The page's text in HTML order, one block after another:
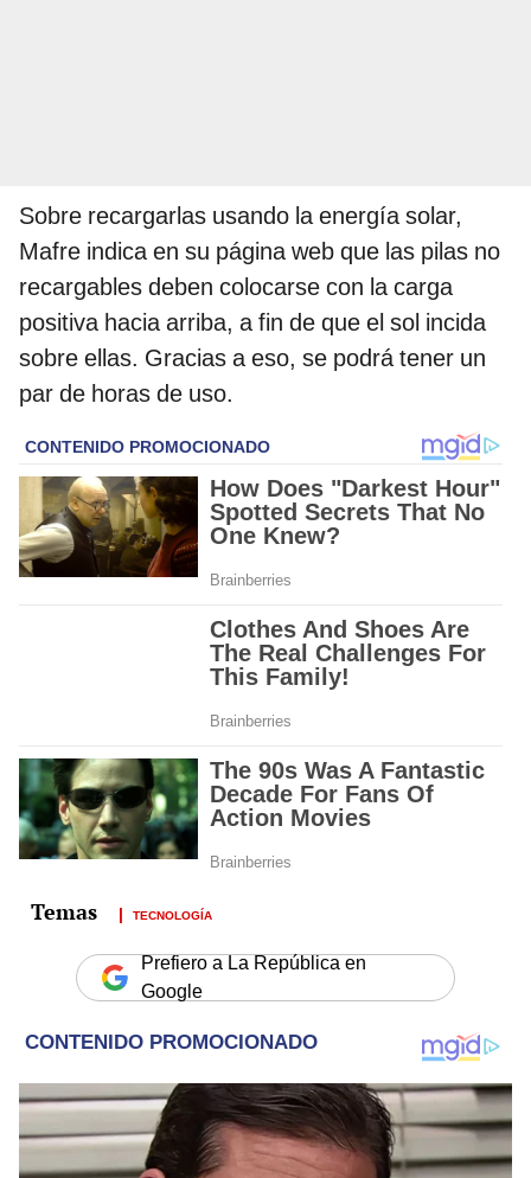
Sobre recargarlas usando la energía solar,
Mafre indica en su página web que las pilas no
recargables deben colocarse con la carga
positiva hacia arriba, a fin de que el sol incida
sobre ellas. Gracias a eso, se podrá tener un
par de horas de uso.
TECNOLOGÍA
Prefiero a La República en
Google